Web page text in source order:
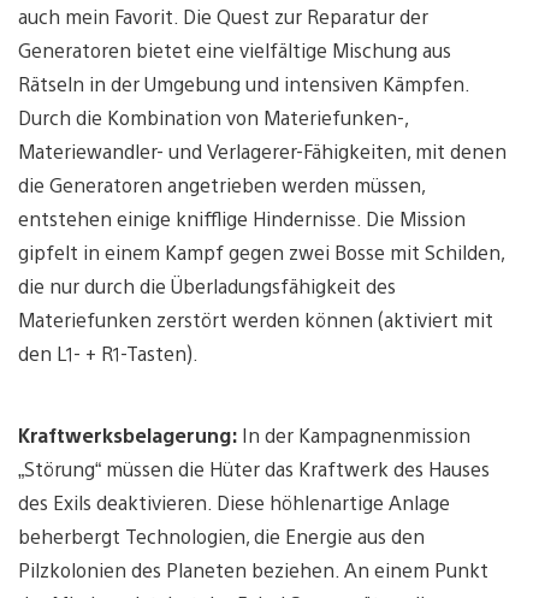
auch mein Favorit. Die Quest zur Reparatur der
Generatoren bietet eine vielfältige Mischung aus
Rätseln in der Umgebung und intensiven Kämpfen.
Durch die Kombination von Materiefunken-,
Materiewandler- und Verlagerer-Fähigkeiten, mit denen
die Generatoren angetrieben werden müssen,
entstehen einige knifflige Hindernisse. Die Mission
gipfelt in einem Kampf gegen zwei Bosse mit Schilden,
die nur durch die Überladungsfähigkeit des
Materiefunken zerstört werden können (aktiviert mit
den L1- + R1-Tasten).
Kraftwerksbelagerung: In der Kampagnenmission
„Störung“ müssen die Hüter das Kraftwerk des Hauses
des Exils deaktivieren. Diese höhlenartige Anlage
beherbergt Technologien, die Energie aus den
Pilzkolonien des Planeten beziehen. An einem Punkt